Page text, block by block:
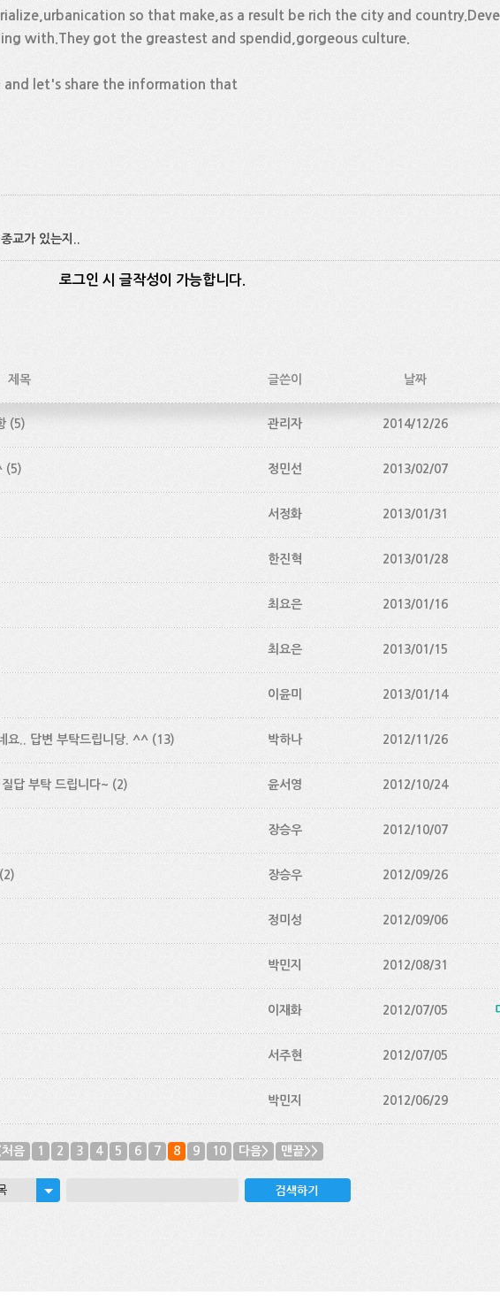
so that make,as a result be rich the city and
with.They got the greastest and spendid,gorgeous culture.
and let's share the information that
교가 있는지..
로그인 시 글작성이 가능합니다.
제목 글쓴이 날짜
(5) 관리자 2014/12/26
(5) 정민선 2013/02/07
서정화 2013/01/31
한진혁 2013/01/28
최요은 2013/01/16
최요은 2013/01/15
이윤미 2013/01/14
요.. 답변 부탁드립니당. ^^ (13) 박하나 2012/11/26
답 부탁 드립니다~ (2) 윤서영 2012/10/24
장승우 2012/10/07
(2) 장승우 2012/09/26
정미성 2012/09/06
박민지 2012/08/31
이재화 2012/07/05
서주현 2012/07/05
박민지 2012/06/29
음 1 2 3 4 5 6 7 8 9 10 다음> 맨끝>>